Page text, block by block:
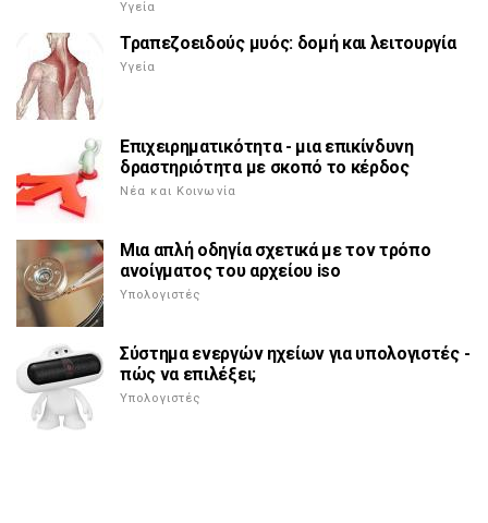
Υγεία
Τραπεζοειδούς μυός: δομή και λειτουργία
Υγεία
Επιχειρηματικότητα - μια επικίνδυνη
δραστηριότητα με σκοπό το κέρδος
Νέα και Κοινωνία
Μια απλή οδηγία σχετικά με τον τρόπο
ανοίγματος του αρχείου iso
Υπολογιστές
Σύστημα ενεργών ηχείων για υπολογιστές -
πώς να επιλέξει;
Υπολογιστές